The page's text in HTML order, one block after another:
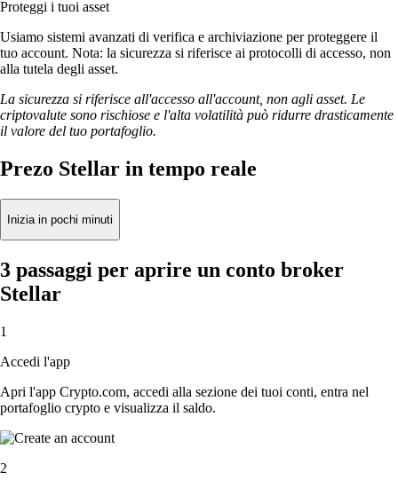
Proteggi i tuoi asset
Usiamo sistemi avanzati di verifica e archiviazione per proteggere il
tuo account. Nota: la sicurezza si riferisce ai protocolli di accesso, non
alla tutela degli asset.
La sicurezza si riferisce all'accesso all'account, non agli asset. Le
criptovalute sono rischiose e l'alta volatilità può ridurre drasticamente
il valore del tuo portafoglio.
Prezo Stellar in tempo reale
Inizia in pochi minuti
3 passaggi per aprire un conto broker
Stellar
1
Accedi l'app
Apri l'app Crypto.com, accedi alla sezione dei tuoi conti, entra nel
portafoglio crypto e visualizza il saldo.
2